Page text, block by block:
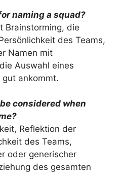
naming a squad?
Brainstorming, die
des Teams,
Namen mit
Auswahl eines
ankommt.
considered when
Reflektion der
des Teams,
oder generischer
des gesamten